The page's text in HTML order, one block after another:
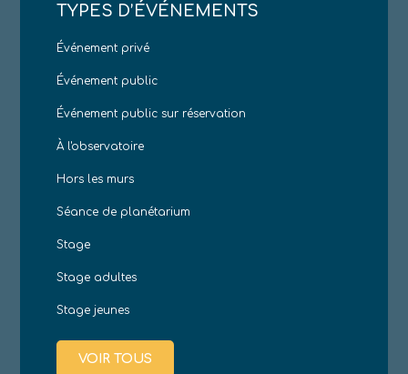
TYPES D’ÉVÉNEMENTS
Événement privé
Événement public
Événement public sur réservation
À l'observatoire
Hors les murs
Séance de planétarium
Stage
Stage adultes
Stage jeunes
VOIR TOUS